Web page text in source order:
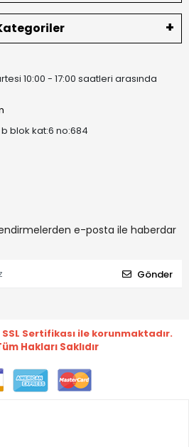
10:00 - 17:00 saatleri arasında
blok kat:6 no:684
e-posta ile haberdar
Gönder
Sertifikası ile korunmaktadır.
Hakları Saklıdır